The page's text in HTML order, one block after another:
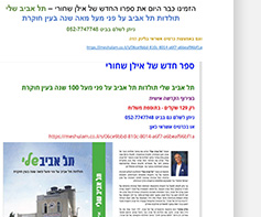
בעקבות שתיים עשרה שנים
לפטירתו. סיור באחדים מתחנותיו של
אריק איינשטיין בתל-אביב. החל
ממקום ילדותו, דרך המקומות שהזכיר
בשיריו. מקום עליהם חלם והתגעגע.
נתחיל מבית הולדתו ברחוב גורדון.
נשמע אחדים משיריו של אריק
איינשטיין ונסיים את הסיור ליד קברו
בבית הקברות טרומפלדור. תוצרת
הארץ